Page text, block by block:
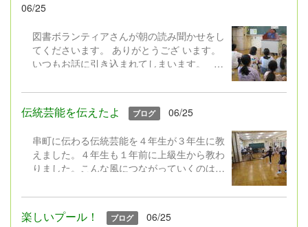
06/25
図書ボランティアさんが朝の読み聞かせをし
てくださいます。 ありがとうござ います。
いつもお話に引き込まれてしまいます。
アターでの一寸法師を聞かせてくださいまし
た。とても楽しかったです。
伝統芸能を伝えたよ ブログ 06/25
串町に伝わる伝統芸能を４年生が３年生に教
えました。４年生も１年前に上級生から教わ
りました。こんな風につながっていくのは、
楽しいプール！ ブログ 06/25